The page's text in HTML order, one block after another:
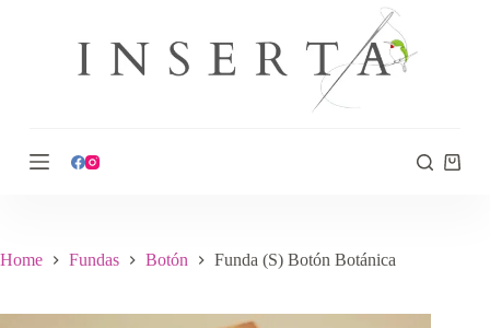
o
t
Home Fundas Botón Funda (S) Botón Botánica